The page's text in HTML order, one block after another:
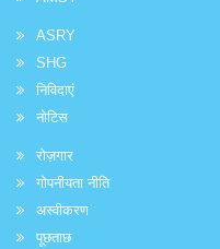
ASRY
SHG
निविदाएं
नोटिस
रोज़गार
गोपनीयता नीति
अस्वीकरण
पूछताछ